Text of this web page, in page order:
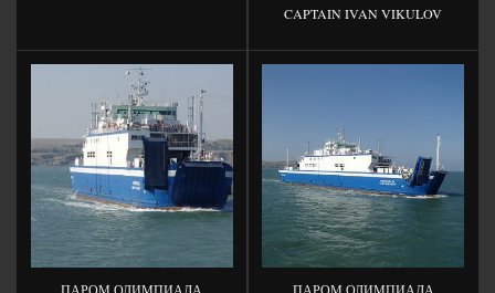
CAPTAIN IVAN VIKULOV